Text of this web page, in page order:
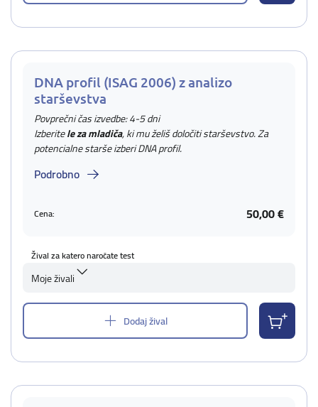
DNA profil (ISAG 2006) z analizo
starševstva
Povprečni čas izvedbe: 4-5 dni
Izberitele za mladiča, ki mu želiš določiti starševstvo. Za
potencialne starše izberi DNA profil.
Podrobno
Cena: 50,00 €
Žival za katero naročate test
Moje živali
Dodaj žival